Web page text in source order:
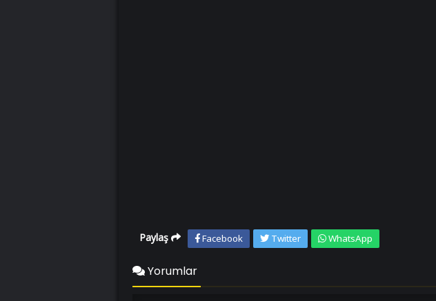
Paylaş Facebook Twitter WhatsApp
Yorumlar